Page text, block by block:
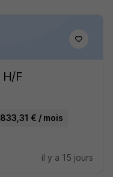
F
€ / mois
il y a 15 jours